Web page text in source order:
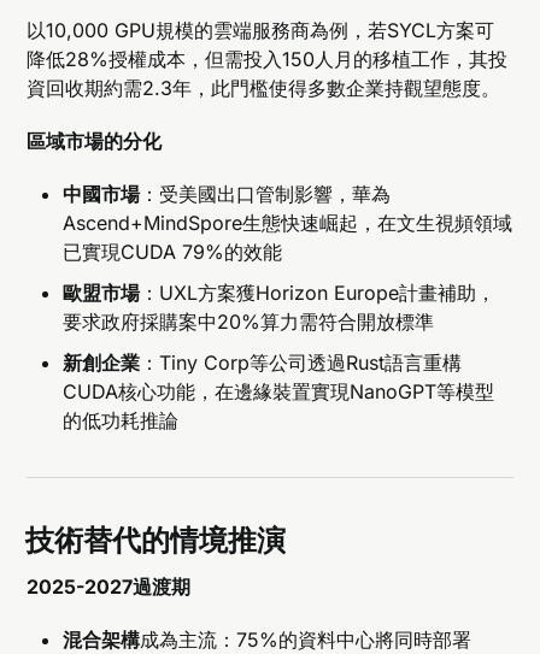
以10,000 GPU規模的雲端服務商為例，若SYCL方案可
降低28%授權成本，但需投入150人月的移植工作，其投
資回收期約需2.3年，此門檻使得多數企業持觀望態度。
區域市場的分化
中國市場：受美國出口管制影響，華為
Ascend+MindSpore生態快速崛起，在文生視頻領域
已實現CUDA 79%的效能
歐盟市場：UXL方案獲Horizon Europe計畫補助，
要求政府採購案中20%算力需符合開放標準
新創企業 ：Tiny Corp等公司透過Rust語言重構
CUDA核心功能，在邊緣裝置實現NanoGPT等模型
的低功耗推論
技術替代的情境推演
2025-2027過渡期
混合架構成為主流：75%的資料中心將同時部署